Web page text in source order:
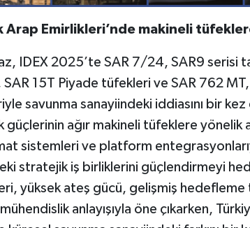
Arap Emirlikleri’nde makineli
IDEX 2025’te SAR 7/24, SAR9 serisi
SAR 15T Piyade tüfekleri ve SAR 762
savunma sanayiindeki iddiasını bir
güçlerinin ağır makineli tüfeklere yönelik
sistemleri ve platform
stratejik iş birliklerini güçlendirmeyi
yüksek ateş gücü, gelişmiş hedefleme
anlayışıyla öne çıkarken,